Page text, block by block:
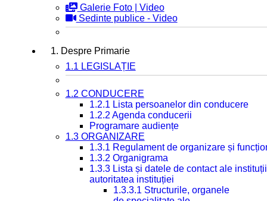
Galerie Foto | Video
Sedinte publice - Video
1. Despre Primarie
1.1 LEGISLAȚIE
1.2 CONDUCERE
1.2.1 Lista persoanelor din conducere
1.2.2 Agenda conducerii
Programare audiențe
1.3 ORGANIZARE
1.3.1 Regulament de organizare și
1.3.2 Organigrama
1.3.3 Lista și datele de contact ale
autoritatea instituției
1.3.3.1 Structurile, organele